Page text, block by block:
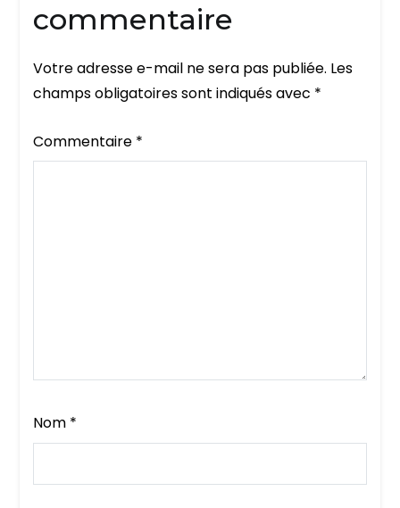
commentaire
Votre adresse e-mail ne sera pas publiée. Les
champs obligatoires sont indiqués avec *
Commentaire *
Nom *